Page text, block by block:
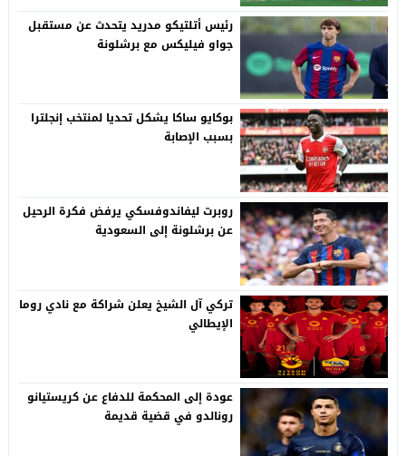
رئيس أتلتيكو مدريد يتحدث عن مستقبل
جواو فيليكس مع برشلونة
بوكايو ساكا يشكل تحديا لمنتخب إنجلترا
بسبب الإصابة
روبرت ليفاندوفسكي يرفض فكرة الرحيل
عن برشلونة إلى السعودية
تركي آل الشيخ يعلن شراكة مع نادي روما
الإيطالي
عودة إلى المحكمة للدفاع عن كريستيانو
رونالدو في قضية قديمة